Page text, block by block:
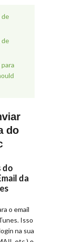
de
de
do
do
da
o email
Isso
na sua